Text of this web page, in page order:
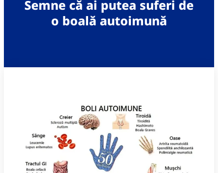
Semne că ai putea suferi de
o boală autoimună